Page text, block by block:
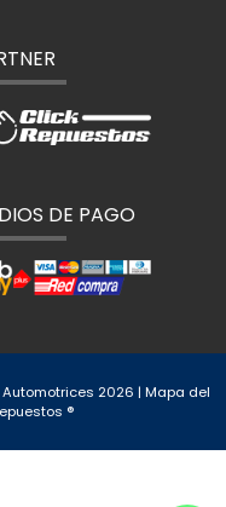
DE PAGO
2026 | Mapa del
®